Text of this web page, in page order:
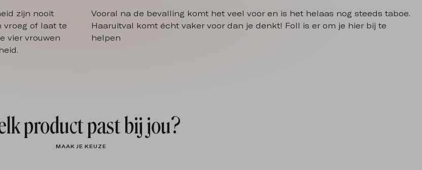
zijn nooit
vroeg of laat te
vier vrouwen
Vooral na de bevalling komt het veel voor en is het helaas nog steeds taboe.
Haaruitval komt écht vaker voor dan je denkt! Foll is er om je hier bij te
helpen
product past bij jou?
MAAK JE KEUZE